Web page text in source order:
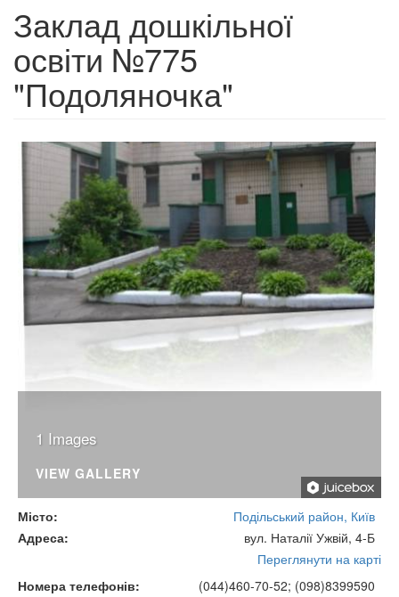
Заклад дошкільної
освіти №775
"Подоляночка"
1 Images
VIEW GALLERY
Місто
Подільський район, Київ
Адреса
вул. Наталії Ужвій, 4-Б
Переглянути на карті
Номера телефонів
(044)460-70-52; (098)8399590